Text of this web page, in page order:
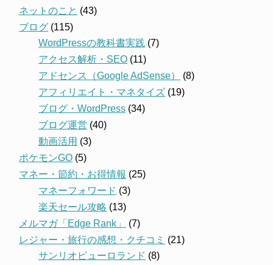
ネットのこと (43)
ブログ (115)
WordPressの教科書実践 (7)
アクセス解析・SEO (11)
アドセンス（Google AdSense）
(8)
アフィリエイト・マネタイズ (19)
ブログ・WordPress (34)
ブログ運営 (40)
動画活用 (3)
ポケモンGO (5)
マネー・節約・お得情報 (25)
マネーフォワード (3)
楽天セール攻略 (13)
メルマガ「Edge Rank」
(7)
レジャー・旅行の感想・クチコミ (21)
サンリオピューロランド (8)